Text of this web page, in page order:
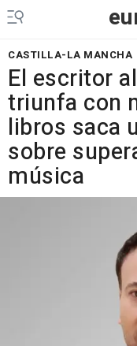
CASTILLA-LA MANCHA
El escritor
triunfa con
libros saca
sobre
música